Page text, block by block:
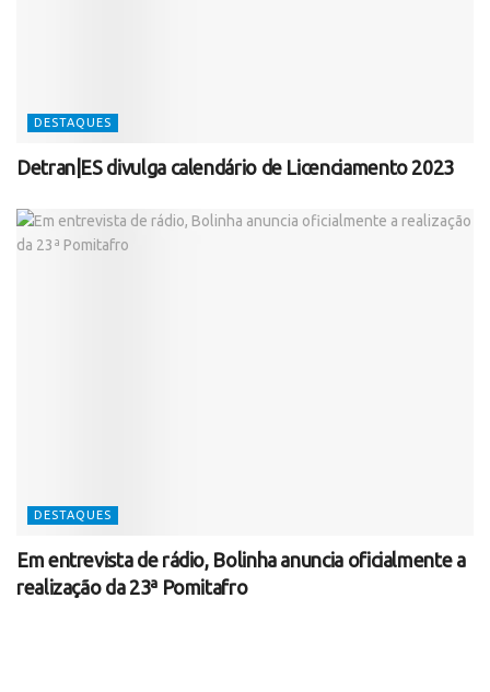
DESTAQUES
Detran|ES divulga calendário de Licenciamento 2023
DESTAQUES
Em entrevista de rádio, Bolinha anuncia oficialmente a
realização da 23ª Pomitafro